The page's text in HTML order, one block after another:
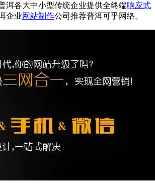
洱各大中小型传统企业提供全终端响应式
企业网站制作公司推荐普洱可乎网络。